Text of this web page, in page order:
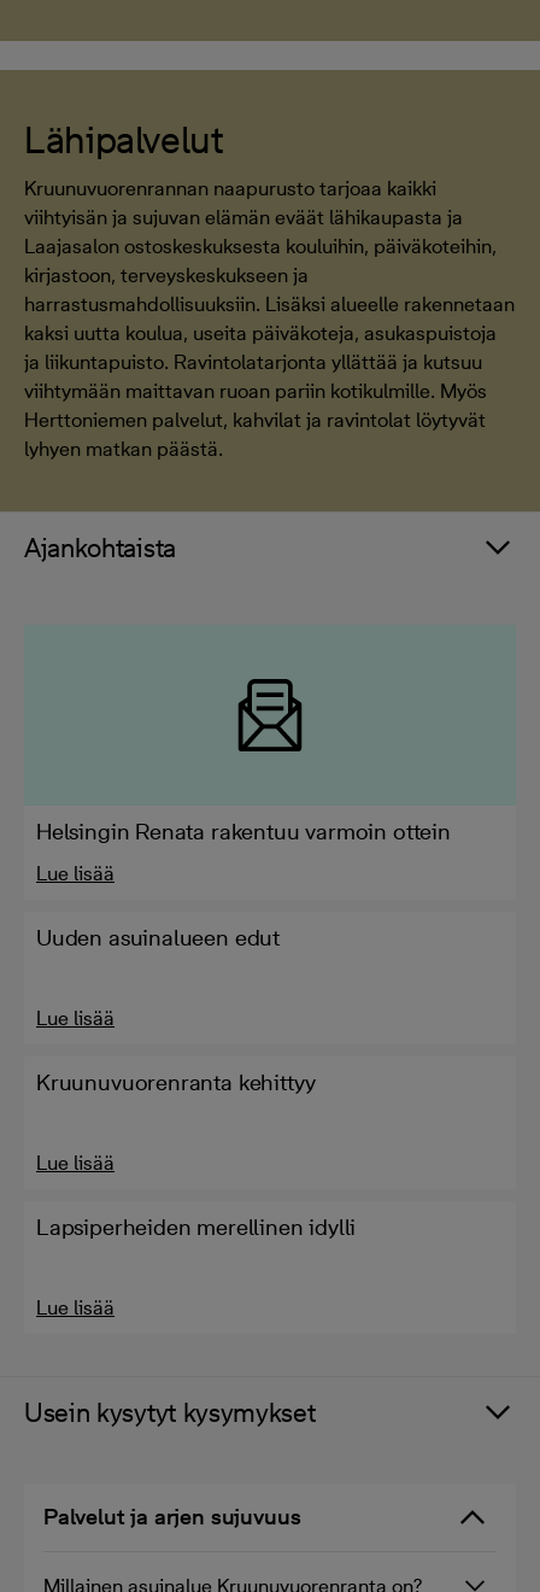
Lähipalvelut
Kruunuvuorenrannan naapurusto tarjoaa kaikki
viihtyisän ja sujuvan elämän eväät lähikaupasta ja
Laajasalon ostoskeskuksesta kouluihin, päiväkoteihin,
kirjastoon, terveyskeskukseen ja
harrastusmahdollisuuksiin. Lisäksi alueelle rakennetaan
kaksi uutta koulua, useita päiväkoteja, asukaspuistoja
ja liikuntapuisto. Ravintolatarjonta yllättää ja kutsuu
viihtymään maittavan ruoan pariin kotikulmille. Myös
Herttoniemen palvelut, kahvilat ja ravintolat löytyvät
lyhyen matkan päästä.
Ajankohtaista
Helsingin Renata rakentuu varmoin ottein
Lue lisää
Uuden asuinalueen edut
Lue lisää
Kruunuvuorenranta kehittyy
Lue lisää
Lapsiperheiden merellinen idylli
Lue lisää
Usein kysytyt kysymykset
Palvelut ja arjen sujuvuus
Millainen asuinalue Kruunuvuorenranta on?